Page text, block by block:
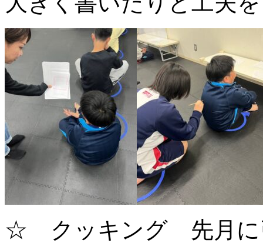
☆ クッキング 先月に